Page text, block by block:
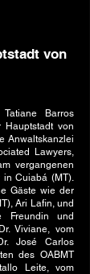
von
Barros
Hauptstadt von
Anwaltskanzlei
Lawyers,
vergangenen
in Cuiabá (MT).
Gäste wie der
Ari Lafin, und
Freundin und
Viviane, vom
José Carlos
des OABMT
Leite, vom